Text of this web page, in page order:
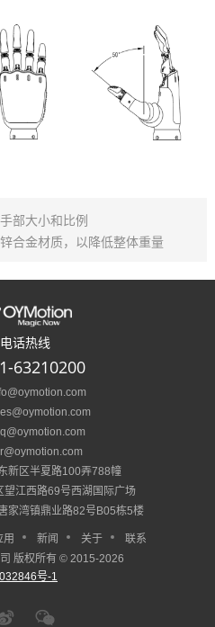
部大小和比例
合金材质，以降低整体重量
电话热线
63210200
新区半夏路100弄788幢
望江西路69号西湖国际广场
家湾镇鼎业路82号B05栋5楼
用 新闻 关于
联系
版权所有 © 2015-2026
号-1